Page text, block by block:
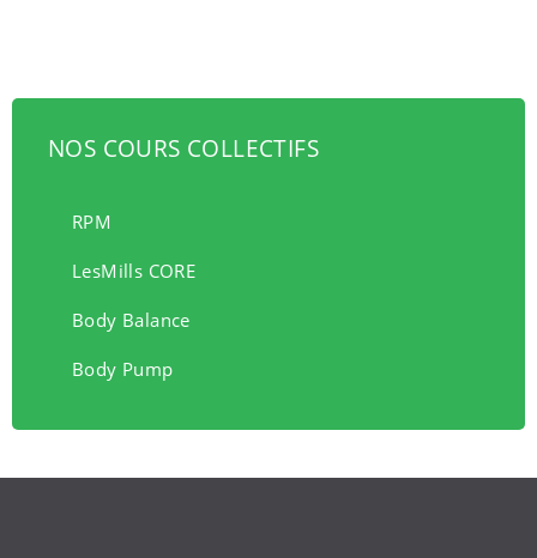
NOS COURS COLLECTIFS
RPM
LesMills CORE
Body Balance
Body Pump